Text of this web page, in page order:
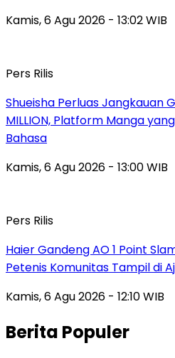
Kamis, 6 Agu 2026 - 13:02 WIB
Pers Rilis
Shueisha Perluas Jangkauan
MILLION, Platform Manga
Bahasa
Kamis, 6 Agu 2026 - 13:00 WIB
Pers Rilis
Haier Gandeng AO 1 Point
Petenis Komunitas Tampil di
Kamis, 6 Agu 2026 - 12:10 WIB
Berita Populer